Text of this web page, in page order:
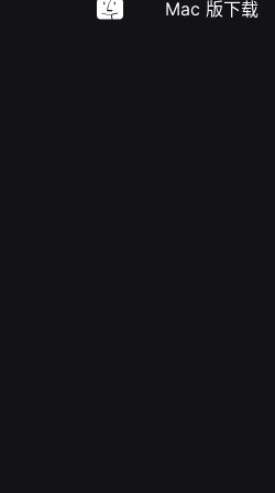
Mac 版下载